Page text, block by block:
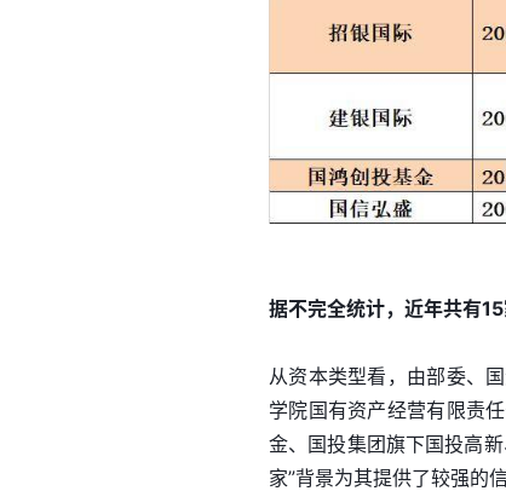
据不完全统计，近年共有
从资本类型看，由部委、
学院国有资产经营有限责
金、国投集团旗下国投高
家”背景为其提供了较强的